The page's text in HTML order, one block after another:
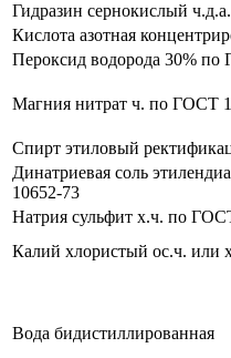
Гидразин сернокислый
Кислота азотная
Пероксид водорода 30%
Магния нитрат ч. по ГОСТ
Спирт этиловый
Динатриевая соль
10652-73
Натрия сульфит х.ч. по
Калий хлористый ос.ч. или
Вода бидистиллированная